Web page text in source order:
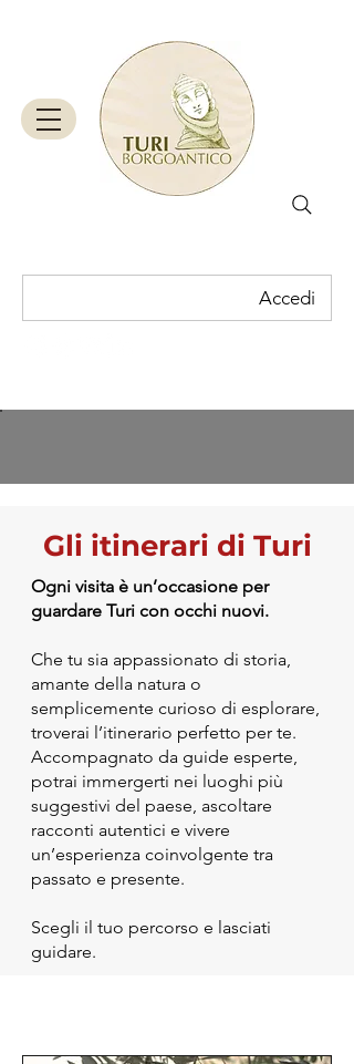
Accedi
Gli itinerari di Turi
Ogni visita è un’occasione per
guardare Turi con occhi nuovi.
Che tu sia appassionato di storia,
amante della natura o
semplicemente curioso di esplorare,
troverai l’itinerario perfetto per te.
Accompagnato da guide esperte,
potrai immergerti nei luoghi più
suggestivi del paese, ascoltare
racconti autentici e vivere
un’esperienza coinvolgente tra
passato e presente.
Scegli il tuo percorso e lasciati
guidare.